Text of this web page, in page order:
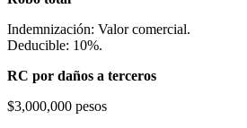
Indemnización: Valor comercial.
Deducible: 10%.
RC por daños a terceros
$3,000,000 pesos